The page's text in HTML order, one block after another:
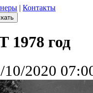
| Контакты
год
10/2020